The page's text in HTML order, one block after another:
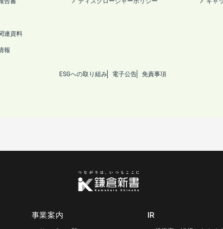
連資料
報
ESGへの取り組み 電子公告 免責事項
事業案内 IR